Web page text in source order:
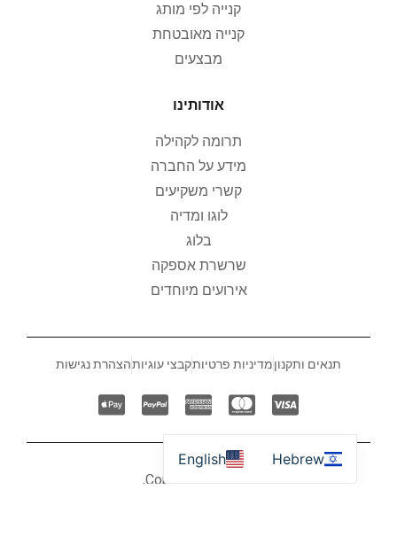
קנייה לפי מותג
קנייה מאובטחת
מבצעים
אודותינו
תרומה לקהילה
מידע על החברה
קשרי משקיעים
לוגו ומדיה
בלוג
שרשרת אספקה
אירועים מיוחדים
תנאים ותקנוןמדיניות פרטיותקבצי עוגיותהצהרת נגישות
© Copyright 2026,
Hebrew
English